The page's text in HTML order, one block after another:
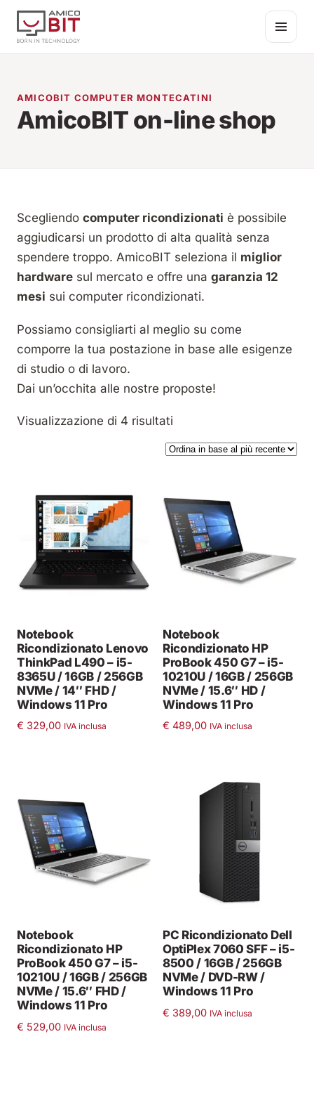
Salta al contenuto
AMICOBIT COMPUTER MONTECATINI
AmicoBIT on-line shop
Scegliendo computer ricondizionati è possibile
aggiudicarsi un prodotto di alta qualità senza
spendere troppo. AmicoBIT seleziona il miglior
hardware sul mercato e offre una garanzia 12
mesi sui computer ricondizionati.
Possiamo consigliarti al meglio su come
comporre la tua postazione in base alle esigenze
di studio o di lavoro.
Dai un’occhita alle nostre proposte!
Visualizzazione di 4 risultati
Notebook
Ricondizionato Lenovo
ThinkPad L490 – i5-
8365U / 16GB / 256GB
NVMe / 14″ FHD /
Windows 11 Pro
€ 329,00 IVA inclusa
Notebook
Ricondizionato HP
ProBook 450 G7 – i5-
10210U / 16GB / 256GB
NVMe / 15.6″ HD /
Windows 11 Pro
€ 489,00 IVA inclusa
Notebook
Ricondizionato HP
ProBook 450 G7 – i5-
10210U / 16GB / 256GB
NVMe / 15.6″ FHD /
Windows 11 Pro
€ 529,00 IVA inclusa
PC Ricondizionato Dell
OptiPlex 7060 SFF – i5-
8500 / 16GB / 256GB
NVMe / DVD-RW /
Windows 11 Pro
€ 389,00 IVA inclusa